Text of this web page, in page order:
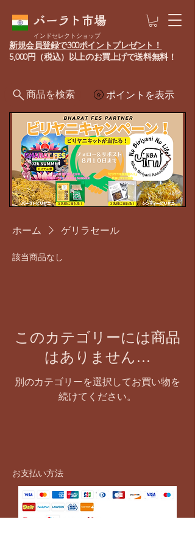
バーラト市場
ポイントを表示
新規会員登録で300ポイントプレゼント！
5,000円（税込）以上のお買上げで送料無料！
インドセレクトショップ
商品を検索
ホーム ゲリラセール
該当商品なし
このカテゴリーには商品
はありません…
別のカテゴリーを選択してお買い物を
続けてください。
お支払い方法